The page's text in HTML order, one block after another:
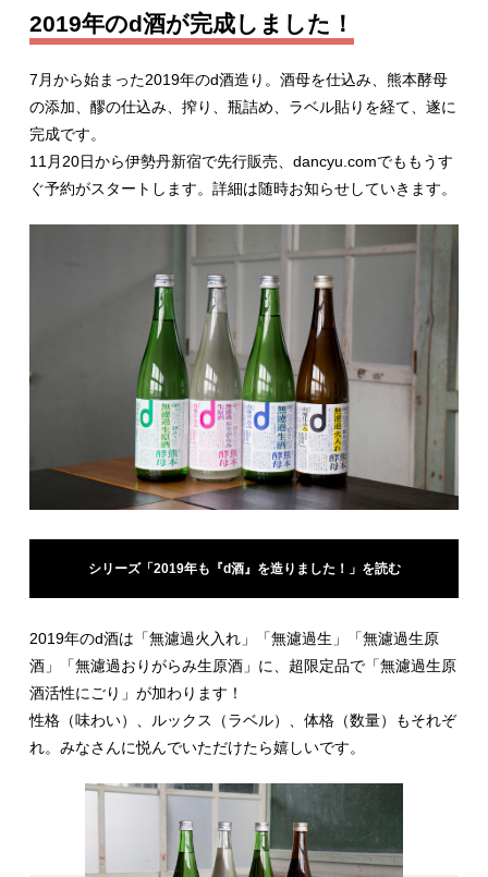
2019年のd酒が完成しました！
7月から始まった2019年のd酒造り。酒母を仕込み、熊本酵母
の添加、醪の仕込み、搾り、瓶詰め、ラベル貼りを経て、遂に
完成です。
11月20日から伊勢丹新宿で先行販売、dancyu.comでももうす
ぐ予約がスタートします。詳細は随時お知らせしていきます。
シリーズ「2019年も『d酒』を造りました！」を読む
2019年のd酒は「無濾過火入れ」「無濾過生」「無濾過生原
酒」「無濾過おりがらみ生原酒」に、超限定品で「無濾過生原
酒活性にごり」が加わります！
性格（味わい）、ルックス（ラベル）、体格（数量）もそれぞ
れ。みなさんに悦んでいただけたら嬉しいです。